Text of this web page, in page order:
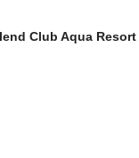
Club Aqua Resort